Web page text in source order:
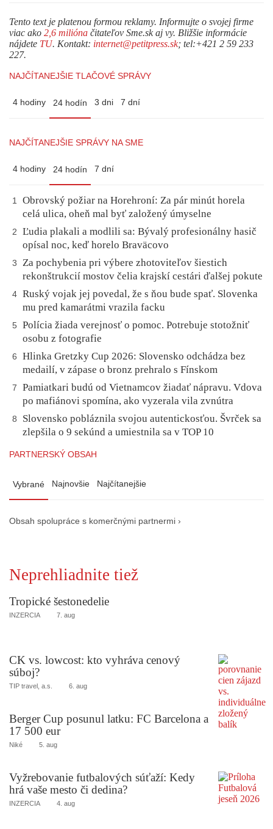
Tento text je platenou formou reklamy. Informujte o svojej firme
viac ako 2,6 milióna čitateľov Sme.sk aj vy. Bližšie informácie
nájdete TU. Kontakt: internet@petitpress.sk; tel:+421 2 59 233
227.
NAJČÍTANEJŠIE TLAČOVÉ SPRÁVY
4 hodiny 24 hodín 3 dni 7 dní
NAJČÍTANEJŠIE SPRÁVY NA SME
4 hodiny 24 hodín 7 dní
1
Obrovský požiar na Horehroní: Za pár minút horela
celá ulica, oheň mal byť založený úmyselne
2
Ľudia plakali a modlili sa: Bývalý profesionálny hasič
opísal noc, keď horelo Braväcovo
3
Za pochybenia pri výbere zhotoviteľov šiestich
rekonštrukcií mostov čelia krajskí cestári ďalšej pokute
4 Ruský vojak jej povedal, že s ňou bude spať. Slovenka
mu pred kamarátmi vrazila facku
5
Polícia žiada verejnosť o pomoc. Potrebuje stotožniť
osobu z fotografie
6
Hlinka Gretzky Cup 2026: Slovensko odchádza bez
medailí, v zápase o bronz prehralo s Fínskom
7
Pamiatkari budú od Vietnamcov žiadať nápravu. Vdova
po mafiánovi spomína, ako vyzerala vila zvnútra
8
Slovensko pobláznila svojou autentickosťou. Švrček sa
zlepšila o 9 sekúnd a umiestnila sa v TOP 10
PARTNERSKÝ OBSAH
Vybrané Najnovšie Najčítanejšie
Obsah spolupráce s komerčnými partnermi ›
Neprehliadnite tiež
Tropické šestonedelie
INZERCIA 7. aug
CK vs. lowcost: kto vyhráva cenový
súboj?
TIP travel, a.s. 6. aug
Berger Cup posunul latku: FC Barcelona a
17 500 eur
Niké 5. aug
Vyžrebovanie futbalových súťaží: Kedy
hrá vaše mesto či dedina?
INZERCIA 4. aug